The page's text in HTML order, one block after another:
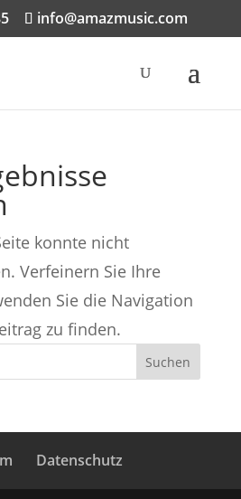
info@amazmusic.com
konnte nicht
Verfeinern Sie Ihre
Sie die Navigation
zu finden.
Datenschutz